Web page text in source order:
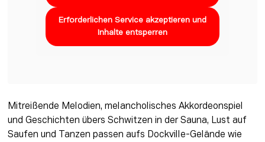
Erforderlichen Service akzeptieren und
Inhalte entsperren
Mitreißende Melodien, melancholisches Akkordeonspiel
und Geschichten übers Schwitzen in der Sauna, Lust auf
Saufen und Tanzen passen aufs Dockville-Gelände wie